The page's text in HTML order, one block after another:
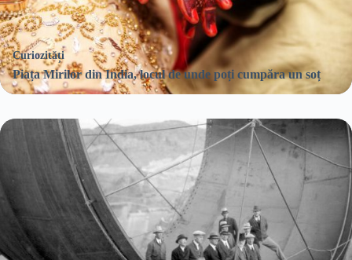
Curiozități
Piața Mirilor din India, locul de unde poți cumpăra un soț